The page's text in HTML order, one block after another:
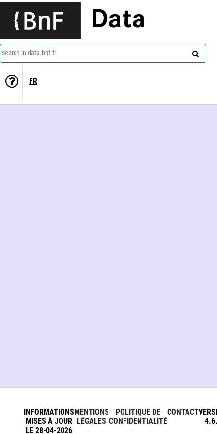
Data
search in data.bnf.fr
FR
INFORMATIONS
MISES À JOUR
LE 28-04-2026
MENTIONS
LÉGALES
POLITIQUE DE
CONFIDENTIALITÉ
CONTACT